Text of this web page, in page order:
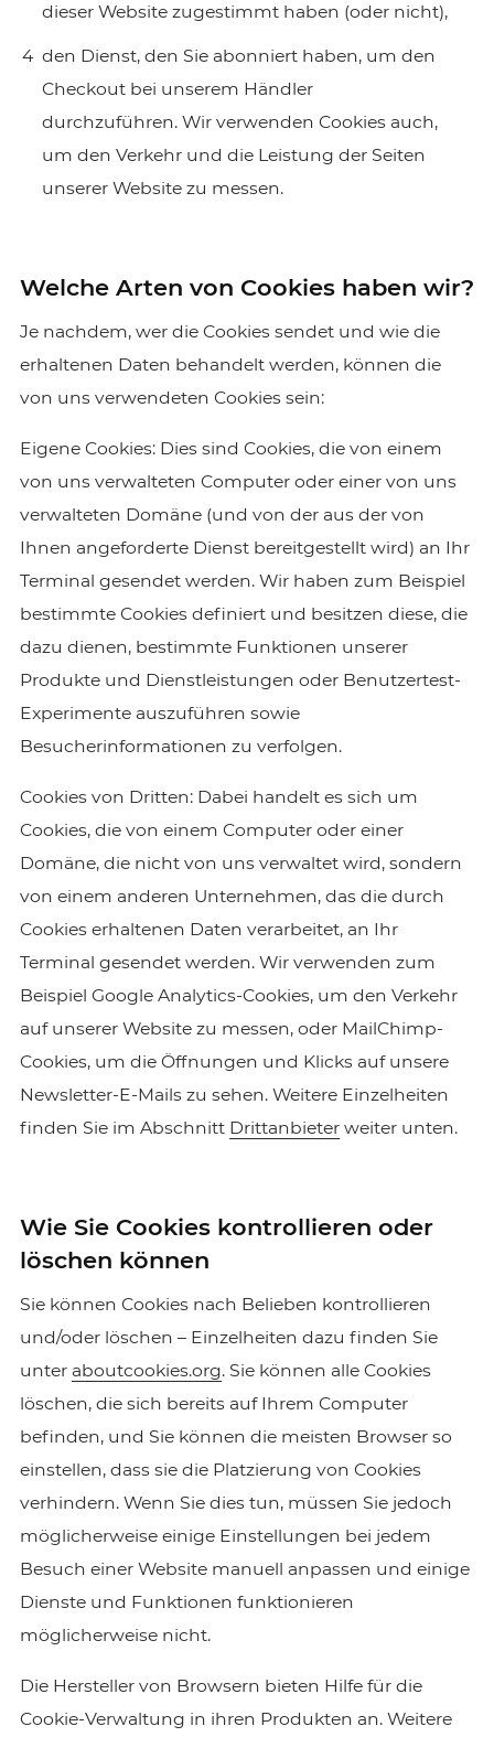
dieser Website zugestimmt haben (oder nicht),
den Dienst, den Sie abonniert haben, um den
Checkout bei unserem Händler
durchzuführen. Wir verwenden Cookies auch,
um den Verkehr und die Leistung der Seiten
unserer Website zu messen.
Welche Arten von Cookies haben wir?
Je nachdem, wer die Cookies sendet und wie die
erhaltenen Daten behandelt werden, können die
von uns verwendeten Cookies sein:
Eigene Cookies: Dies sind Cookies, die von einem
von uns verwalteten Computer oder einer von uns
verwalteten Domäne (und von der aus der von
Ihnen angeforderte Dienst bereitgestellt wird) an Ihr
Terminal gesendet werden. Wir haben zum Beispiel
bestimmte Cookies definiert und besitzen diese, die
dazu dienen, bestimmte Funktionen unserer
Produkte und Dienstleistungen oder Benutzertest-
Experimente auszuführen sowie
Besucherinformationen zu verfolgen.
Cookies von Dritten: Dabei handelt es sich um
Cookies, die von einem Computer oder einer
Domäne, die nicht von uns verwaltet wird, sondern
von einem anderen Unternehmen, das die durch
Cookies erhaltenen Daten verarbeitet, an Ihr
Terminal gesendet werden. Wir verwenden zum
Beispiel Google Analytics-Cookies, um den Verkehr
auf unserer Website zu messen, oder MailChimp-
Cookies, um die Öffnungen und Klicks auf unsere
Newsletter-E-Mails zu sehen. Weitere Einzelheiten
finden Sie im Abschnitt Drittanbieterweiter unten.
Wie Sie Cookies kontrollieren oder
löschen können
Sie können Cookies nach Belieben kontrollieren
und/oder löschen – Einzelheiten dazu finden Sie
unter aboutcookies.org. Sie können alle Cookies
löschen, die sich bereits auf Ihrem Computer
befinden, und Sie können die meisten Browser so
einstellen, dass sie die Platzierung von Cookies
verhindern. Wenn Sie dies tun, müssen Sie jedoch
möglicherweise einige Einstellungen bei jedem
Besuch einer Website manuell anpassen und einige
Dienste und Funktionen funktionieren
möglicherweise nicht.
Die Hersteller von Browsern bieten Hilfe für die
Cookie-Verwaltung in ihren Produkten an. Weitere